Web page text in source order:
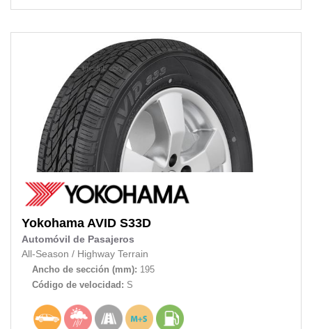
Yokohama AVID S33D
Automóvil de Pasajeros
All-Season / Highway Terrain
Ancho de sección (mm): 195
Código de velocidad: S